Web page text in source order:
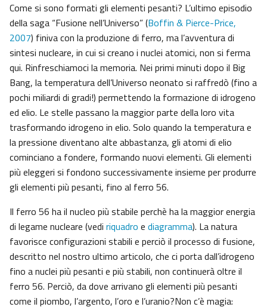
Come si sono formati gli elementi pesanti? L’ultimo episodio
della saga “Fusione nell’Universo” (Boffin & Pierce-Price,
2007) finiva con la produzione di ferro, ma l’avventura di
sintesi nucleare, in cui si creano i nuclei atomici, non si ferma
qui. Rinfreschiamoci la memoria. Nei primi minuti dopo il Big
Bang, la temperatura dell’Universo neonato si raffredò (fino a
pochi miliardi di gradi!) permettendo la formazione di idrogeno
ed elio. Le stelle passano la maggior parte della loro vita
trasformando idrogeno in elio. Solo quando la temperatura e
la pressione diventano alte abbastanza, gli atomi di elio
cominciano a fondere, formando nuovi elementi. Gli elementi
più eleggeri si fondono successivamente insieme per produrre
gli elementi più pesanti, fino al ferro 56.
Il ferro 56 ha il nucleo più stabile perchè ha la maggior energia
di legame nucleare (vedi riquadro e diagramma). La natura
favorisce configurazioni stabili e perciò il processo di fusione,
descritto nel nostro ultimo articolo, che ci porta dall’idrogeno
fino a nuclei più pesanti e più stabili, non continuerà oltre il
ferro 56. Perciò, da dove arrivano gli elementi più pesanti
come il piombo, l’argento, l’oro e l’uranio?Non c’è magia: